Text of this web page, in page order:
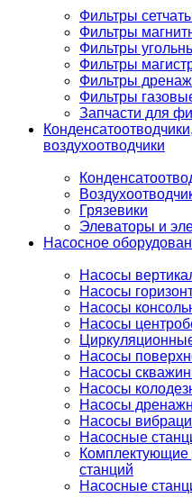
Фильтры
Фильтры
Фильтры
Фильтры
Фильтры
Фильтры
Запчасти для
воздухоотводчики
Грязевики
Элеваторы и
Насосное
Насосы
Насосы
Насосы
Насосы
Насосы
Насосы
Насосы
Насосы
Насосы
Насосные
Комплектующие
станций
Насосные